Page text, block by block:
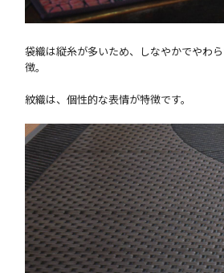
袋織は縦糸が多いため、しなやかでやわ
徴。
紋織は、個性的な表情が特徴です。